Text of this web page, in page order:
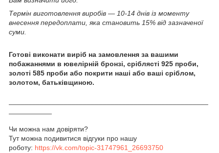
Термін виготовлення виробів ― 10-14 днів із моменту
внесення передоплати, яка становить 15% від зазначеної
суми.
Готові виконати виріб на замовлення за вашими
побажаннями в ювелірній бронзі, сріблясті 925 проби,
золоті 585 проби або покрити наші або ваші сріблом,
золотом, батьківщиною.
Чи можна нам довіряти?
Тут можна подивитися відгуки про нашу
роботу: https://vk.com/topic-31747961_26693750